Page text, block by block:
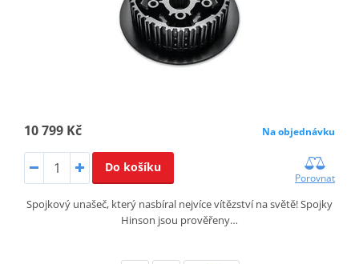
10 799 Kč Na objednávku
Do košíku
Porovnat
Spojkový unašeč, který nasbíral nejvíce vítězství na světě! Spojky
Hinson jsou prověřeny…